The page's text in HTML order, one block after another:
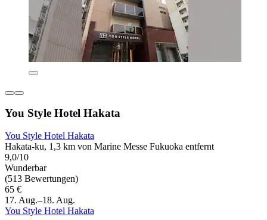
You Style Hotel Hakata
You Style Hotel Hakata
Hakata-ku, 1,3 km von Marine Messe Fukuoka entfernt
9,0/10
Wunderbar
(513 Bewertungen)
65 €
17. Aug.–18. Aug.
You Style Hotel Hakata